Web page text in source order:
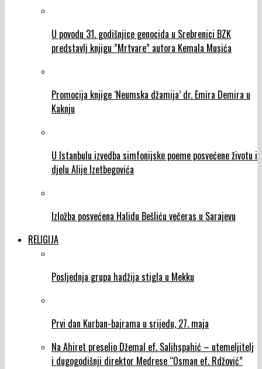
U povodu 31. godišnjice genocida u Srebrenici BZK
predstavlj knjigu ”Mrtvare” autora Kemala Musića
Promocija knjige ‘Neumska džamija’ dr. Emira Demira u
Kaknju
U Istanbulu izvedba simfonijske poeme posvećene životu i
djelu Alije Izetbegovića
Izložba posvećena Halidu Bešliću večeras u Sarajevu
RELIGIJA
Posljednja grupa hadžija stigla u Mekku
Prvi dan Kurban-bajrama u srijedu, 27. maja
Na Ahiret preselio Džemal ef. Salihspahić – utemeljitelj
i dugogodišnji direktor Medrese “Osman ef. Rdžović”